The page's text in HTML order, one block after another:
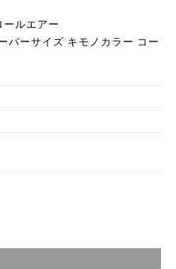
ルエアー
バーサイズ キモノカラー コー